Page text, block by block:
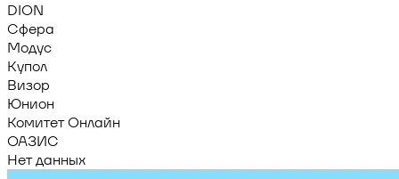
DION
Сфера
Модус
Купол
Визор
Юнион
Комитет Онлайн
ОАЗИС
Нет данных